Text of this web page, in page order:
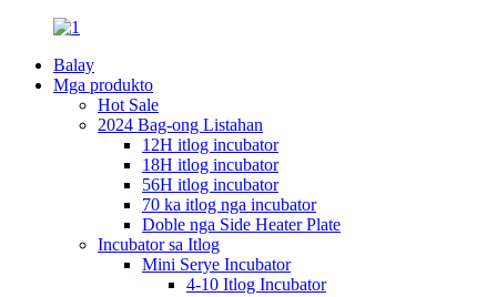
Balay
Mga produkto
Hot Sale
2024 Bag-ong Listahan
12H itlog incubator
18H itlog incubator
56H itlog incubator
70 ka itlog nga incubator
Doble nga Side Heater Plate
Incubator sa Itlog
Mini Serye Incubator
4-10 Itlog Incubator